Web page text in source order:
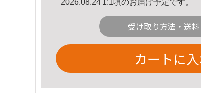
2026.08.24 1:1頃のお届け予定です。
受け取り方法・送
カートに